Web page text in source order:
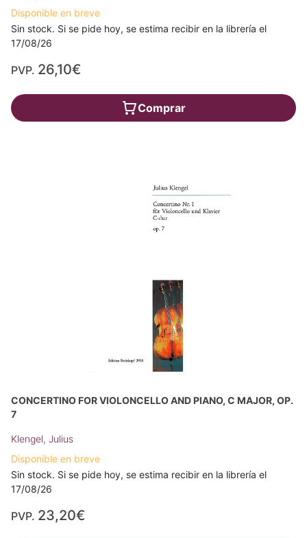
Disponible en breve
Sin stock. Si se pide hoy, se estima recibir en la librería el
17/08/26
PVP. 26,10€
Comprar
CONCERTINO FOR VIOLONCELLO AND PIANO, C MAJOR, OP.
7
Klengel, Julius
Disponible en breve
Sin stock. Si se pide hoy, se estima recibir en la librería el
17/08/26
PVP. 23,20€